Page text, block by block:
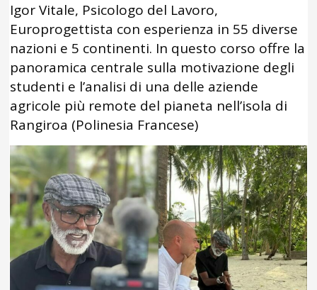
Igor Vitale, Psicologo del Lavoro,
Europrogettista con esperienza in 55 diverse
nazioni e 5 continenti. In questo corso offre la
panoramica centrale sulla motivazione degli
studenti e l’analisi di una delle aziende
agricole più remote del pianeta nell’isola di
Rangiroa (Polinesia Francese)